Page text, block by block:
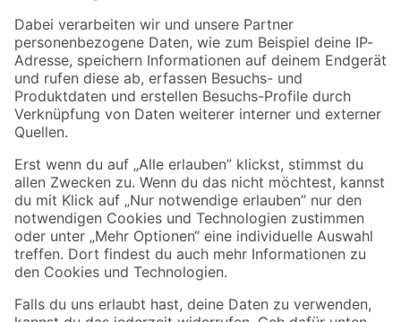
Zahlungsarten Versandarten
Sicher einkaufen
Jetzt die toom-App herunterladen